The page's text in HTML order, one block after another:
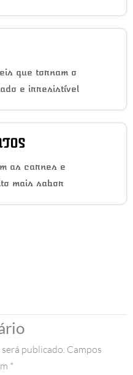
que tornam o
e irresistível
as carnes e
mais sabor
publicado. Campos
*